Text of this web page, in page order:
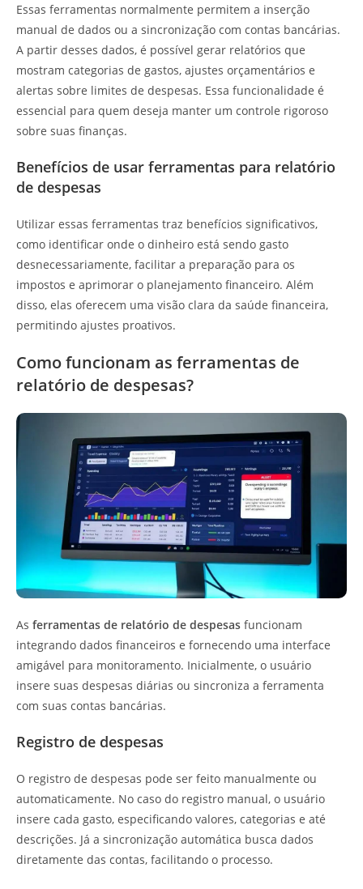
Essas ferramentas normalmente permitem a inserção
manual de dados ou a sincronização com contas bancárias.
A partir desses dados, é possível gerar relatórios que
mostram categorias de gastos, ajustes orçamentários e
alertas sobre limites de despesas. Essa funcionalidade é
essencial para quem deseja manter um controle rigoroso
sobre suas finanças.
Benefícios de usar ferramentas para relatório
de despesas
Utilizar essas ferramentas traz benefícios significativos,
como identificar onde o dinheiro está sendo gasto
desnecessariamente, facilitar a preparação para os
impostos e aprimorar o planejamento financeiro. Além
disso, elas oferecem uma visão clara da saúde financeira,
permitindo ajustes proativos.
Como funcionam as ferramentas de
relatório de despesas?
As ferramentas de relatório de despesas funcionam
integrando dados financeiros e fornecendo uma interface
amigável para monitoramento. Inicialmente, o usuário
insere suas despesas diárias ou sincroniza a ferramenta
com suas contas bancárias.
Registro de despesas
O registro de despesas pode ser feito manualmente ou
automaticamente. No caso do registro manual, o usuário
insere cada gasto, especificando valores, categorias e até
descrições. Já a sincronização automática busca dados
diretamente das contas, facilitando o processo.